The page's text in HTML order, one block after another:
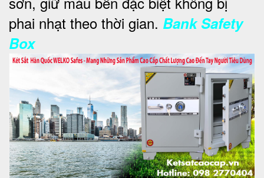
phai nhạt theo thời gian. Bank Safety
Box